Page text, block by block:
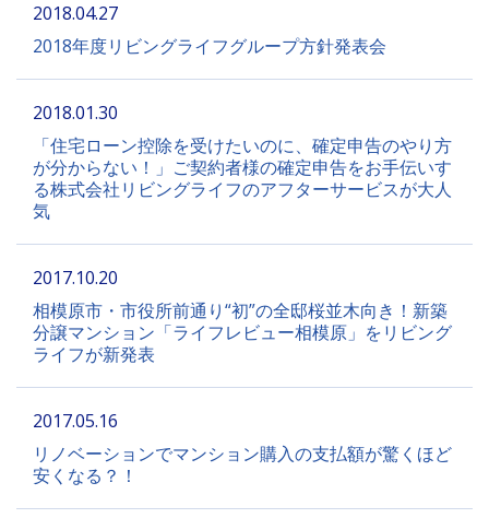
2018.04.27
2018年度リビングライフグループ方針発表会
2018.01.30
「住宅ローン控除を受けたいのに、確定申告のやり方
が分からない！」ご契約者様の確定申告をお手伝いす
る株式会社リビングライフのアフターサービスが大人
気
2017.10.20
相模原市・市役所前通り“初”の全邸桜並木向き！新築
分譲マンション「ライフレビュー相模原」をリビング
ライフが新発表
2017.05.16
リノベーションでマンション購入の支払額が驚くほど
安くなる？！